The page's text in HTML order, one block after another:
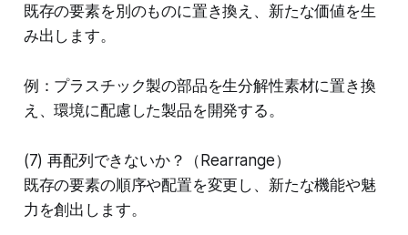
既存の要素を別のものに置き換え、新たな価値を生
み出します。
例：プラスチック製の部品を生分解性素材に置き換
え、環境に配慮した製品を開発する。
(7) 再配列できないか？（Rearrange）
既存の要素の順序や配置を変更し、新たな機能や魅
力を創出します。